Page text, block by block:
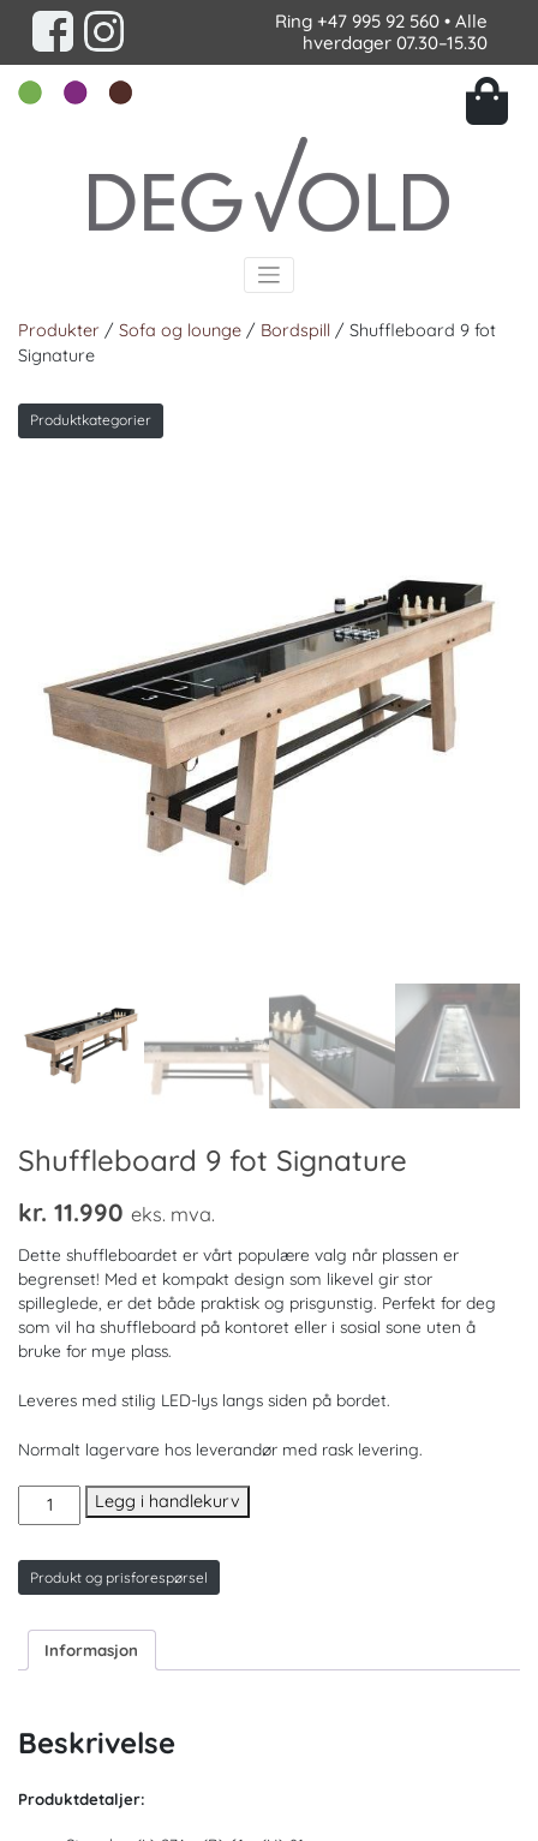
Ring +47 995 92 560 • Alle
hverdager 07.30–15.30
Produkter / Sofa og lounge / Bordspill / Shuffleboard 9 fot
Signature
Produktkategorier
Shuffleboard 9 fot Signature
kr. 11.990 eks. mva.
Dette shuffleboardet er vårt populære valg når plassen er
begrenset! Med et kompakt design som likevel gir stor
spilleglede, er det både praktisk og prisgunstig. Perfekt for deg
som vil ha shuffleboard på kontoret eller i sosial sone uten å
bruke for mye plass.
Leveres med stilig LED-lys langs siden på bordet.
Normalt lagervare hos leverandør med rask levering.
Shuffleboard
9
Signature
antall
Legg i handlekurv
Produkt og prisforespørsel
Informasjon
Beskrivelse
Produktdetaljer: